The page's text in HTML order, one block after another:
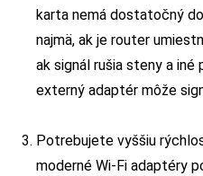
karta nemá dostatočný
najmä, ak je router
ak signál rušia steny a iné
externý adaptér môže
Potrebujete vyššiu
moderné Wi-Fi adaptéry